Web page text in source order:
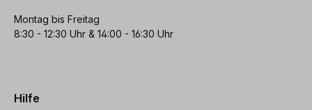
Montag bis Freitag
8:30 - 12:30 Uhr & 14:00 - 16:30 Uhr
Hilfe